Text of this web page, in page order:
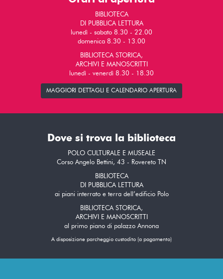
BIBLIOTECA
DI PUBBLICA LETTURA
lunedì - sabato 8.30 - 22.00
domenica 8.30 - 13.00
BIBLIOTECA STORICA,
ARCHIVI E MANOSCRITTI
lunedì - venerdì 8.30 - 18.30
MAGGIORI DETTAGLI E CALENDARIO APERTURA
Dove si trova la biblioteca
POLO CULTURALE E MUSEALE
Corso Angelo Bettini, 43 - Rovereto TN
BIBLIOTECA
DI PUBBLICA LETTURA
ai piani interrato e terra dell’edificio Polo
BIBLIOTECA STORICA,
ARCHIVI E MANOSCRITTI
al primo piano di palazzo Annona
A disposizione parcheggio custodito (a pagamento)